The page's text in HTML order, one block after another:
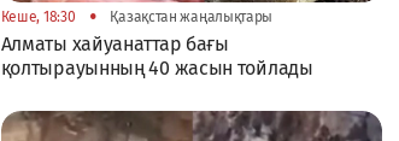
Кеше, 18:30 • Қазақстан жаңалықтары
Алматы хайуанаттар бағы
қолтырауынның 40 жасын тойлады